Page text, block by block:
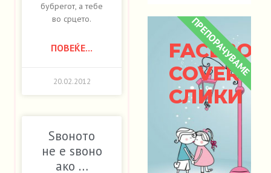
бубрегот, а тебе
во срцето.
ПОВЕЌЕ...
20.02.2012
Ѕвоното
не е ѕвоно
ако …
COVER
СЛИКИ
ПРЕПОРАЧУВАМЕ